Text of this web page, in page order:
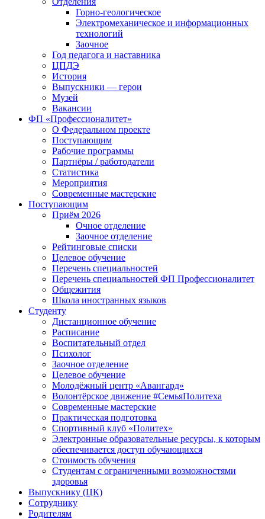
Горно-геологическое
Электромеханическое и информационных
технологий
Заочное
Год педагога и наставника
ЦПДЭ
История
Выпускники — герои
Музей
Вакансии
ФП «Профессионалитет»
О Федеральном проекте
Поступающим
Рабочие программы
Партнёры / работодатели
Статистика
Мероприятия
Современные мастерские
Поступающим
Приём 2026
Очное отделение
Заочное отделение
Рейтинговые списки
Целевое обучение
Перечень специальностей
Перечень специальностей ФП Профессионалитет
Общежития
Школа иностранных языков
Студенту
Дистанционное обучение
Расписание
Воспитательный отдел
Психолог
Заочное отделение
Целевое обучение
Молодёжный центр «Авангард»
Волонтёрское движение #СемьяПолитеха
Современные мастерские
Практическая подготовка
Спортивный клуб «Политех»
Электронные образовательные ресурсы, к которым
обеспечивается доступ обучающихся
Стоимость обучения
Студентам с ограниченными возможностями
здоровья
Выпускнику (ЦК)
Сотруднику
Родителям